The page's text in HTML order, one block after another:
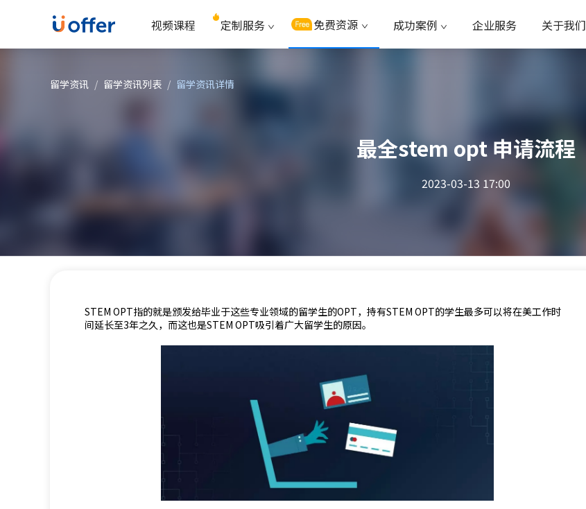
视频课程 定制服务 免费资源 成功案例 企业服务 关于我们
留学资讯 / 留学资讯列表 / 留学资讯详情
最全stem opt 申请流程
2023-03-13 17:00
STEM OPT指的就是颁发给毕业于这些专业领域的留学生的OPT，持有STEM OPT的学生最多可以将在美工作时
间延长至3年之久，而这也是STEM OPT吸引着广大留学生的原因。